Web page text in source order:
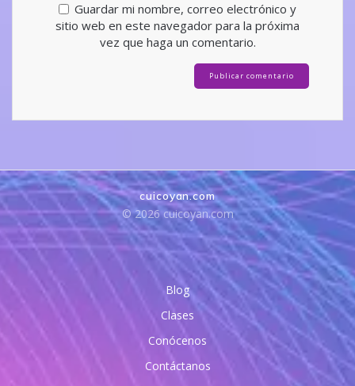
Guardar mi nombre, correo electrónico y
sitio web en este navegador para la próxima
vez que haga un comentario.
cuicoyan.com
© 2026 cuicoyan.com
Blog
Clases
Conócenos
Contáctanos